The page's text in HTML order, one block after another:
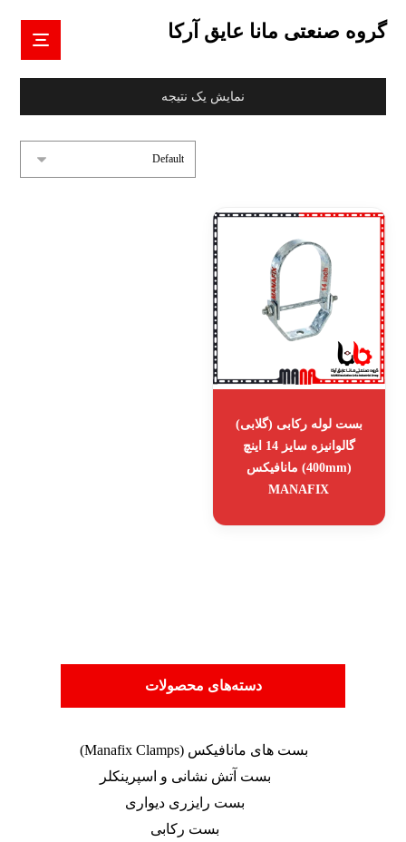
گروه صنعتی مانا عایق آرکا
نمایش یک نتیجه
بست لوله رکابی (گلابی)
گالوانیزه سایز 14 اینچ
(400mm) مانافیکس
MANAFIX
دسته‌های محصولات
بست های مانافیکس (Manafix Clamps)
بست آتش نشانی و اسپرینکلر
بست رایزری دیواری
بست رکابی